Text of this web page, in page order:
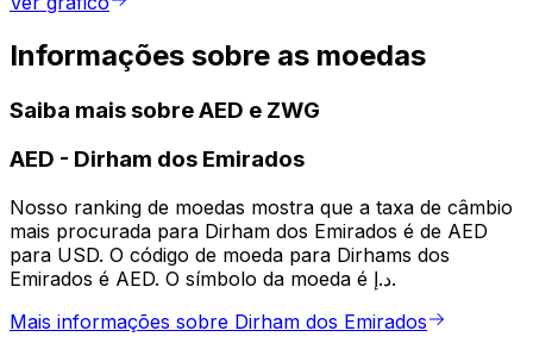
Informações sobre as moedas
Saiba mais sobre AED e ZWG
AED - Dirham dos Emirados
Nosso ranking de moedas mostra que a taxa de câmbio
mais procurada para Dirham dos Emirados é de AED
para USD. O código de moeda para Dirhams dos
Emirados é AED. O símbolo da moeda é د.إ.
Mais informações sobre Dirham dos Emirados